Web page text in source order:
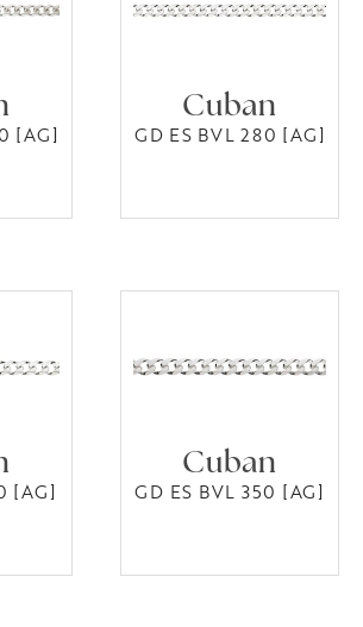
[AG]
Cuban
GD ES BVL 280 [AG]
[AG]
Cuban
GD ES BVL 350 [AG]